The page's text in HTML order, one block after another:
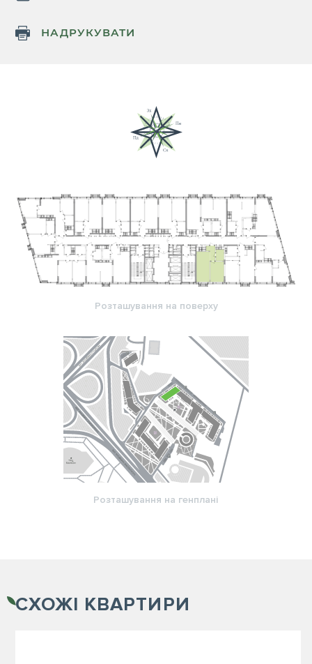
НАДРУКУВАТИ
Розташування на поверху
Розташування на генплані
СХОЖІ КВАРТИРИ